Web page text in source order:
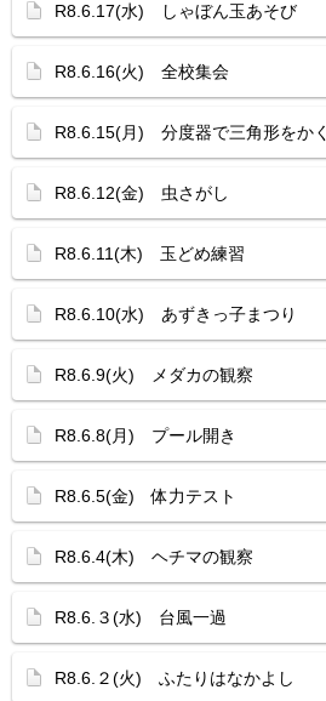
R8.6.17(水) しゃぼん玉あそび
R8.6.16(火) 全校集会
R8.6.15(月) 分度器で三角形をかく
R8.6.12(金) 虫さがし
R8.6.11(木) 玉どめ練習
R8.6.10(水) あずきっ子まつり
R8.6.9(火) メダカの観察
R8.6.8(月) プール開き
R8.6.5(金) 体力テスト
R8.6.4(木) ヘチマの観察
R8.6.３(水) 台風一過
R8.6.２(火) ふたりはなかよし